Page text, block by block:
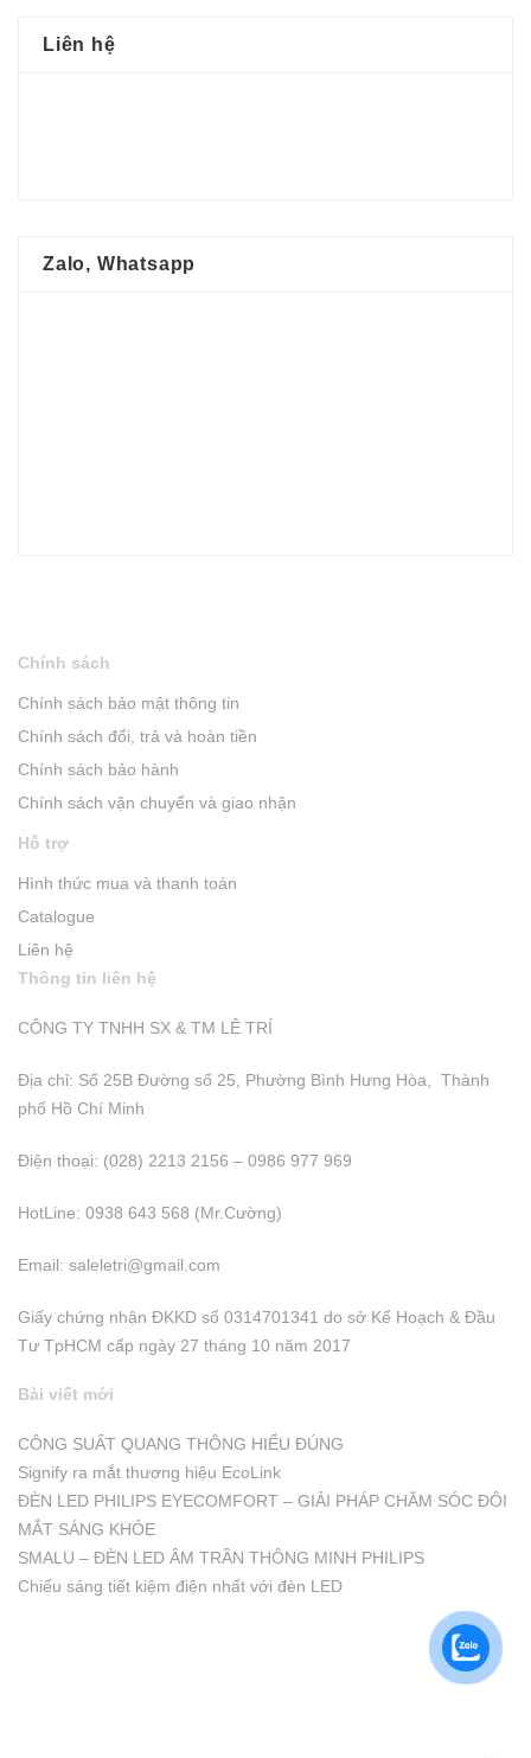
Liên hệ
Zalo, Whatsapp
Chính sách
Chính sách bảo mật thông tin
Chính sách đổi, trả và hoàn tiền
Chính sách bảo hành
Chính sách vận chuyển và giao nhận
Hỗ trợ
Hình thức mua và thanh toán
Catalogue
Liên hệ
Thông tin liên hệ
CÔNG TY TNHH SX & TM LÊ TRÍ
Địa chỉ: Số 25B Đường số 25, Phường Bình Hưng Hòa, Thành
phố Hồ Chí Minh
Điện thoại: (028) 2213 2156 – 0986 977 969
HotLine: 0938 643 568 (Mr.Cường)
Email: saleletri@gmail.com
Giấy chứng nhận ĐKKD số 0314701341 do sở Kể Hoạch & Đầu
Tư TpHCM cấp ngày 27 tháng 10 năm 2017
Bài viết mới
CÔNG SUẤT QUANG THÔNG HIỂU ĐÚNG
Signify ra mắt thương hiệu EcoLink
ĐÈN LED PHILIPS EYECOMFORT – GIẢI PHÁP CHĂM SÓC ĐÔI
MẮT SÁNG KHỎE
SMALU – ĐÈN LED ÂM TRẦN THÔNG MINH PHILIPS
Chiếu sáng tiết kiệm điện nhất với đèn LED